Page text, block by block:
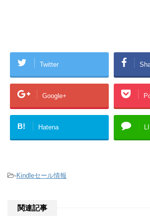
Twitter
Google+
B! Hatena
-Kindleセール情報
関連記事